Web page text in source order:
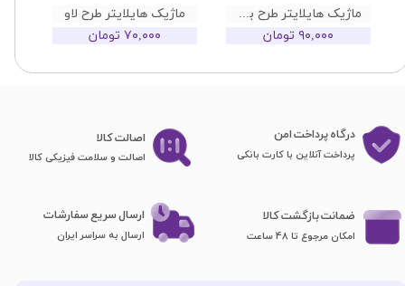
ماژیک هایلایتر طرح لاو
۷۰,۰۰۰ تومان
ماژیک هایلایتر طرح بستنی
۹۰,۰۰۰ تومان
درگاه پرداخت امن
پرداخت آنلاین با کارت بانکی
اصا​​​​​​​لت کالا
اصالت و سلامت فیزیکی کالا
ضمانت بازگشت کالا
امکان مرجوع تا 48 ساعت
ارسال سریع سفارشات
ارسال به سراسر ایران